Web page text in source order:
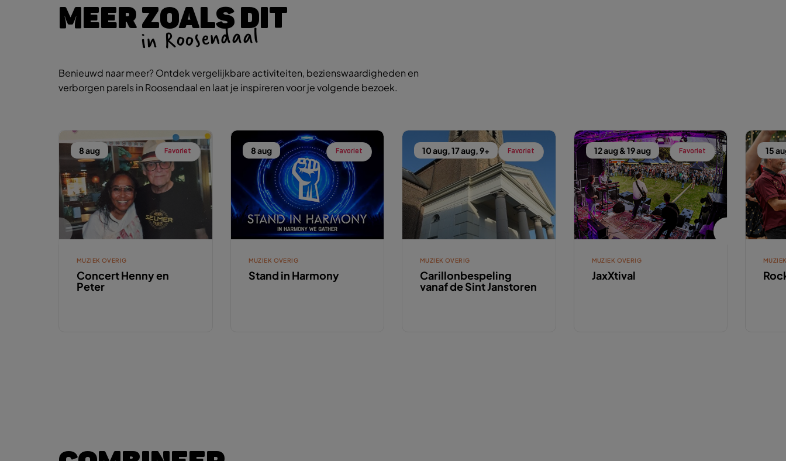
MEER ZOALS DIT
in Roosendaal
Benieuwd naar meer? Ontdek vergelijkbare activiteiten, bezienswaardigheden en
verborgen parels in Roosendaal en laat je inspireren voor je volgende bezoek.
8 aug Favoriet
MUZIEK OVERIG
Concert Henny en
Peter
8 aug Favoriet
MUZIEK OVERIG
Stand in Harmony
10 aug, 17 aug, 9+ Favoriet
MUZIEK OVERIG
Carillonbespeling
vanaf de Sint Janstoren
12 aug & 19 aug Favoriet
MUZIEK OVERIG
JaxXtival
15